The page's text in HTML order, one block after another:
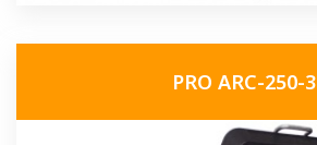
PRO ARC-250-3